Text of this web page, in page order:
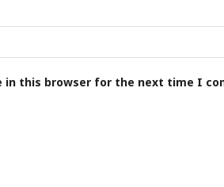
in this browser for the next time I